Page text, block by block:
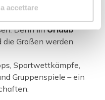
accettaredass sich
Denn imUrlaub
die Großen werden
Sportwettkämpfe,
Gruppenspiele – ein